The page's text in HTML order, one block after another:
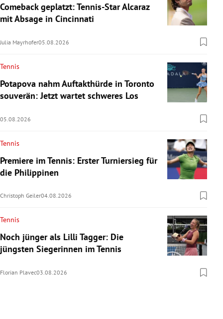
Comeback geplatzt: Tennis-Star Alcaraz
mit Absage in Cincinnati
Julia Mayrhofer05.08.2026
Tennis
Potapova nahm Auftakthürde in Toronto
souverän: Jetzt wartet schweres Los
05.08.2026
Tennis
Premiere im Tennis: Erster Turniersieg für
die Philippinen
Christoph Geiler04.08.2026
Tennis
Noch jünger als Lilli Tagger: Die
jüngsten Siegerinnen im Tennis
Florian Plavec03.08.2026